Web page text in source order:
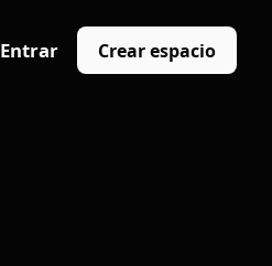
Entrar Crear espacio